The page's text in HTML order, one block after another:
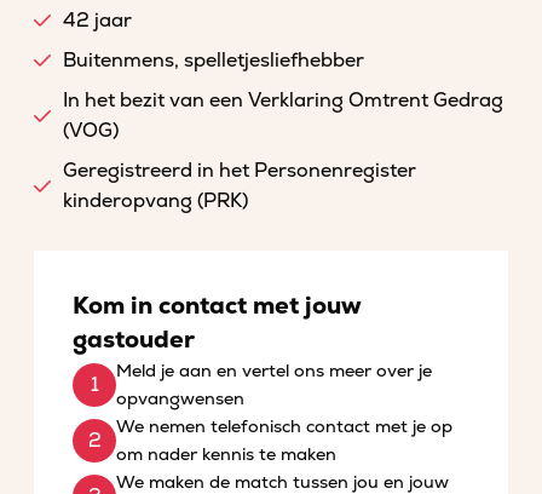
42 jaar
Buitenmens, spelletjesliefhebber
In het bezit van een Verklaring Omtrent Gedrag
(VOG)
Geregistreerd in het Personenregister
kinderopvang (PRK)
Kom in contact met jouw
gastouder
Meld je aan en vertel ons meer over je
opvangwensen
We nemen telefonisch contact met je op
om nader kennis te maken
We maken de match tussen jou en jouw